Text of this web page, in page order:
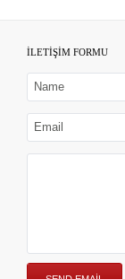
İLETİŞİM FORMU